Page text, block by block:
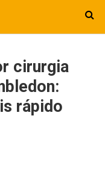
cirurgia
rápido